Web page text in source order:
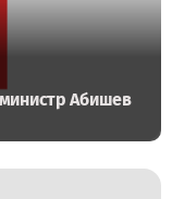
Абишев